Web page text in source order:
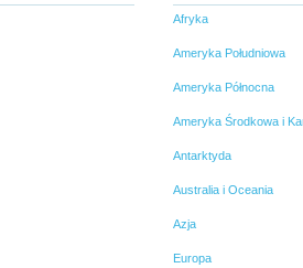
Afryka
Ameryka Południowa
Ameryka Północna
Ameryka Środkowa i
Antarktyda
Australia i Oceania
Azja
Europa